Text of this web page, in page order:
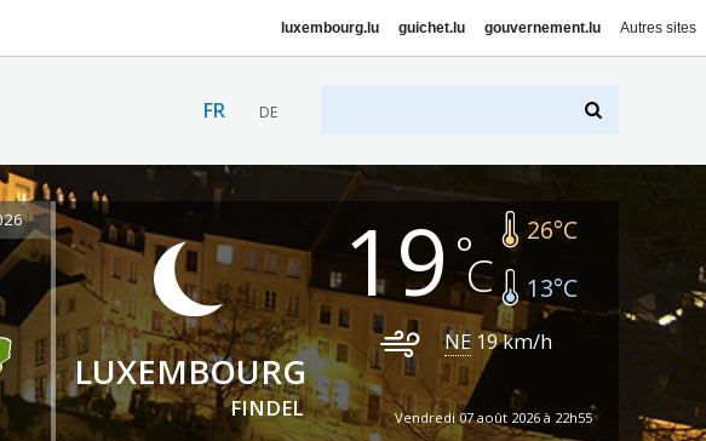
luxembourg.lu guichet.lu gouvernement.lu Autres sites
FR DE
LUXEMBOURG
FINDEL
19 26°C
13°C
NE 19km/h
Vendredi 07 août 2026 à 22h55